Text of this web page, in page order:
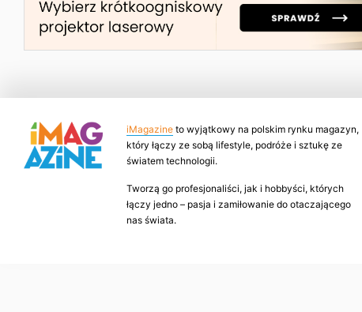
iMagazine to wyjątkowy na polskim rynku magazyn,
który łączy ze sobą lifestyle, podróże i sztukę ze
światem technologii.
Tworzą go profesjonaliści, jak i hobbyści, których
łączy jedno – pasja i zamiłowanie do otaczającego
nas świata.